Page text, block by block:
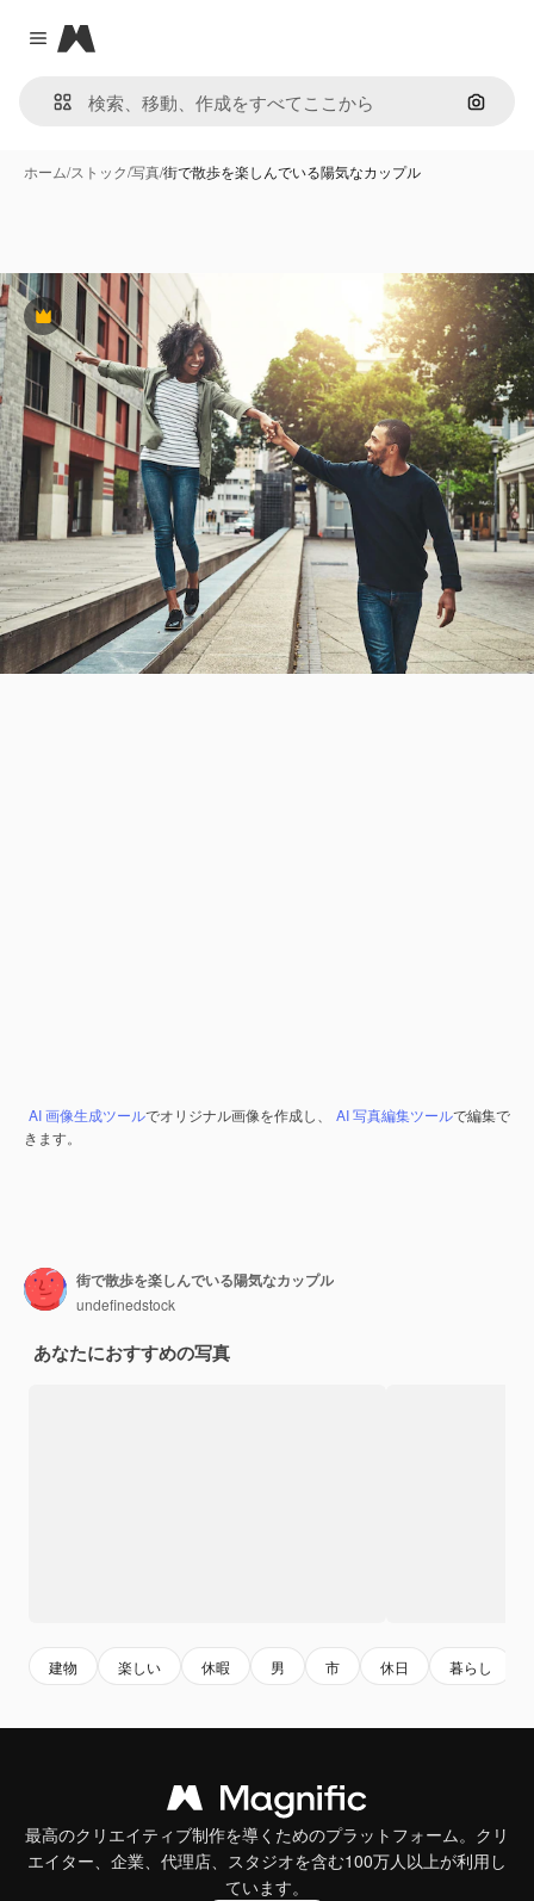
Close menu
Magnific
画像で
ホーム/ストック/写真/街で散歩を楽しんでいる陽気なカップル
Premium
AI 画像生成ツールでオリジナル画像を作成し、 AI 写真編集ツールで編集で
きます。
街で散歩を楽しんでいる陽気なカップル
undefinedstock
あなたにおすすめの写真
建物 楽しい 休暇 男 市 休日 暮らし
最高のクリエイティブ制作を導くためのプラットフォーム。クリ
エイター、企業、代理店、スタジオを含む100万人以上が利用し
ています。